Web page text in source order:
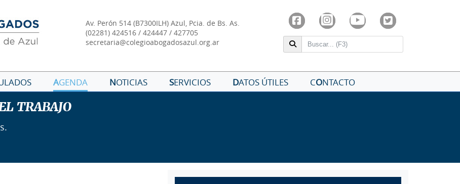
Av. Perón 514 (B7300ILH) Azul, Pcia. de Bs. As.
(02281) 424516 / 424447 / 427705
secretaria@colegioabogadosazul.org.ar
AGENDA NOTICIAS SERVICIOS DATOS ÚTILES CONTACTO
TRABAJO